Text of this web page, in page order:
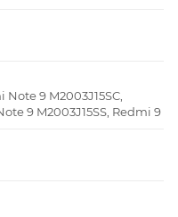
9 M2003J15SC,
9 M2003J15SS, Redmi 9